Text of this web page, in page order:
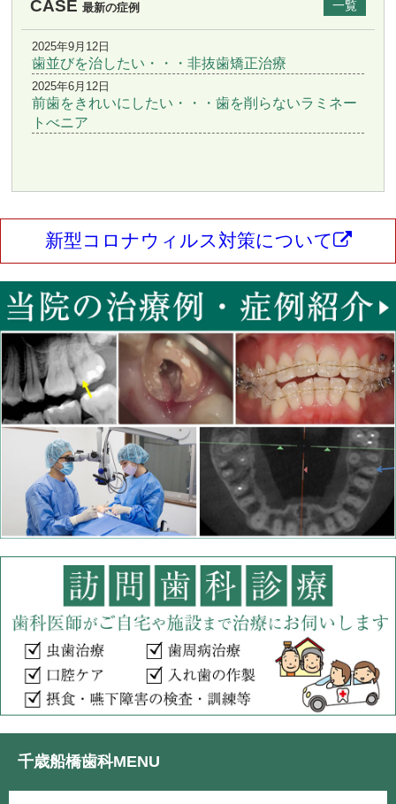
CASE 最新の症例 一覧
2025年9月12日
歯並びを治したい・・・非抜歯矯正治療
2025年6月12日
前歯をきれいにしたい・・・歯を削らないラミネー
トべニア
新型コロナウィルス対策について
千歳船橋歯科MENU